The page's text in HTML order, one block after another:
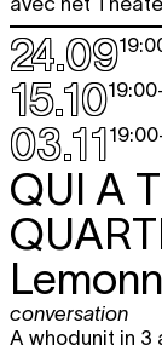
24.09
15.1019:00
03.1119:00
QUI A
conversation
A whodunit in 3